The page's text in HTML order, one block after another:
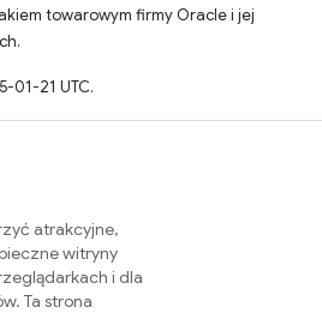
towarowym firmy Oracle i jej
01-21 UTC.
atrakcyjne,
witryny
i dla
Ta strona